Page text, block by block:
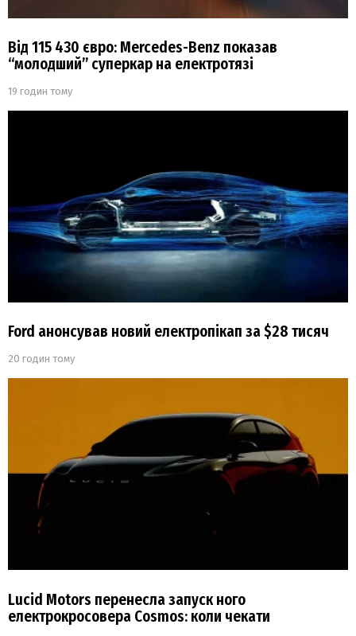
Від 115 430 євро: Mercedes-Benz показав
“молодший” суперкар на електротязі
19 годин тому
Ford анонсував новий електропікап за $28 тисяч
20 годин тому
Lucid Motors перенесла запуск ного
електрокросовера Cosmos: коли чекати